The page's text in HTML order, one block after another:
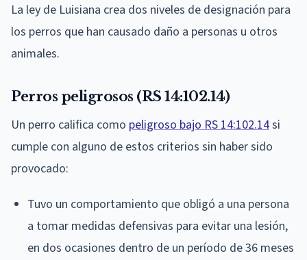
La ley de Luisiana crea dos niveles de designación para
los perros que han causado daño a personas u otros
animales.
Perros peligrosos (RS 14:102.14)
Un perro califica como peligroso bajo RS 14:102.14si
cumple con alguno de estos criterios sin haber sido
provocado:
Tuvo un comportamiento que obligó a una persona
a tomar medidas defensivas para evitar una lesión,
en dos ocasiones dentro de un período de 36 meses